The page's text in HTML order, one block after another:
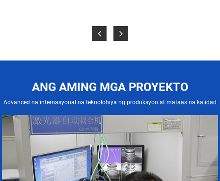
ANG AMING MGA PROYEKTO
Advanced na internasyonal na teknolohiya ng produksyon at mataas na kalidad